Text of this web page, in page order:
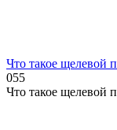
Что такое щелевой
055
Что такое щелевой